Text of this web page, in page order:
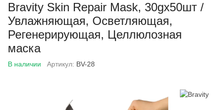
Bravity Skin Repair Mask, 30gx50шт /
Увлажняющая, Осветляющая,
Регенерирующая, Целлюлозная
маска
В наличии Артикул: BV-28